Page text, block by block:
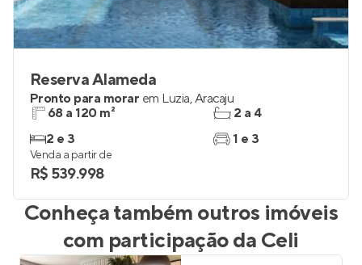
Reserva Alameda
Pronto para morar em Luzia,Aracaju
68 a 120 m²
2 e 3
2 a 4
1 e 3
Venda a partir de
R$ 539.998
Conheça também outros imóveis
com participação da Celi